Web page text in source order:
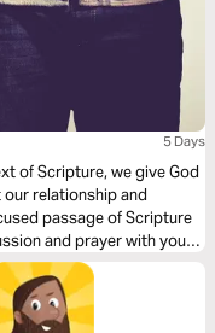
5 Days
of Scripture, we give God
relationship and
passage of Scripture
and prayer with your
to help you invest
check out finds.life.church